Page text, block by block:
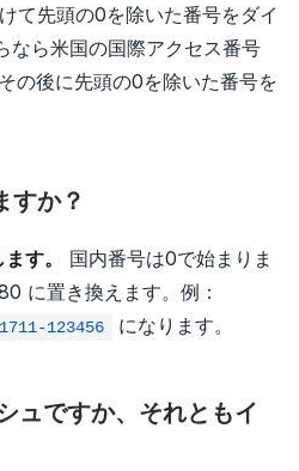
て先頭の0を除いた番号をダイ
なら米国の国際アクセス番号
その後に先頭の0を除いた番号を
すか？
す。
国内番号は0で始まりま
に置き換えます。例：
123456 になります。
ュですか、それともイ